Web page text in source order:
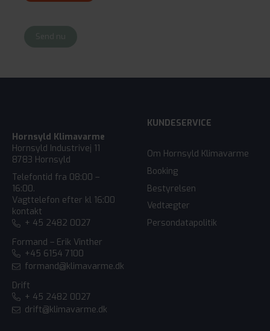
Hornsyld Klimavarme
Hornsyld Industrivej 11
8783 Hornsyld
Telefontid fra 08:00 –
16:00.
Vagttelefon efter kl 16:00
kontakt
+ 45 2482 0027
Formand – Erik Vinther
+45 6154 7100
formand@klimavarme.dk
Drift
+ 45 2482 0027
drift@klimavarme.dk
KUNDESERVICE
Om Hornsyld Klimavarme
Booking
Bestyrelsen
Vedtægter
Persondatapolitik